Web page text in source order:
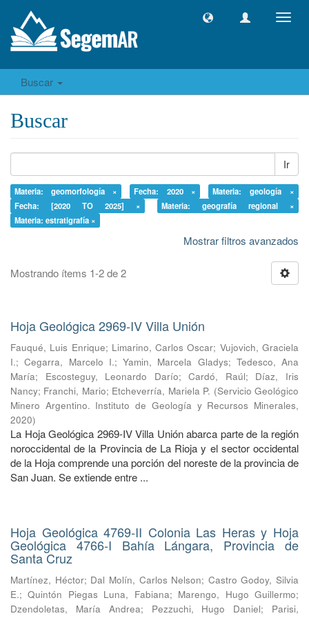
Buscar
Buscar
Ir
Materia: geomorfología × Fecha: 2020 ×
Materia: geología ×
Fecha: [2020 TO 2025] ×
Materia: geografía regional ×
Materia: estratigrafía ×
Mostrar filtros avanzados
Mostrando ítems 1-2 de 2
Hoja Geológica 2969-IV Villa Unión
Fauqué, Luis Enrique; Limarino, Carlos Oscar; Vujovich, Graciela
I.;Cegarra, Marcelo I.; Yamin, Marcela Gladys; Tedesco, Ana
María; Escosteguy, Leonardo Darío;Cardó, Raúl; Díaz, Iris
Nancy; Franchi, Mario; Etcheverría, Mariela P. (Servicio Geológico
Minero Argentino. Instituto de Geología y Recursos Minerales,
2020)
La Hoja Geológica 2969-IV Villa Unión abarca parte de la región
noroccidental de la Provincia de La Rioja y el sector occidental
de la Hoja comprende una porción del noreste de la provincia de
San Juan. Se extiende entre ...
Hoja Geológica 4769-II Colonia Las Heras y Hoja
Geológica 4766-I Bahía Lángara, Provincia de
Santa Cruz
Martínez, Héctor; Dal Molín, Carlos Nelson; Castro Godoy, Silvia
E.;Quintón Piegas Luna, Fabiana; Marengo, Hugo Guillermo;
Dzendoletas, María Andrea; Pezzuchi, Hugo Daniel; Parisi,